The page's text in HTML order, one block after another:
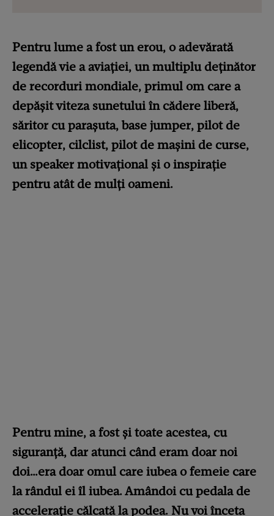
Pentru lume a fost un erou, o adevărată
legendă vie a aviației, un multiplu deținător
de recorduri mondiale, primul om care a
depășit viteza sunetului în cădere liberă,
săritor cu parașuta, base jumper, pilot de
elicopter, cilclist, pilot de mașini de curse,
un speaker motivațional și o inspirație
pentru atât de mulți oameni.
Pentru mine, a fost și toate acestea, cu
siguranță, dar atunci când eram doar noi
doi…era doar omul care iubea o femeie care
la rândul ei îl iubea. Amândoi cu pedala de
accelerație călcată la podea. Nu voi înceta